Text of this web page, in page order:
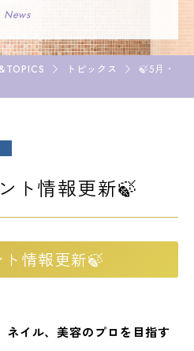
年生の方
News
トピックス
🍃5月・
ト情報更新🍃
情報更新🍃
ネイル、美容のプロを目指す